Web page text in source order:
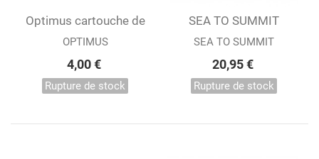
Optimus cartouche de
gaz 100G
OPTIMUS
4,00 €
Rupture de stock
SEA TO SUMMIT
BASSINE...
SEA TO SUMMIT
20,95 €
Rupture de stock